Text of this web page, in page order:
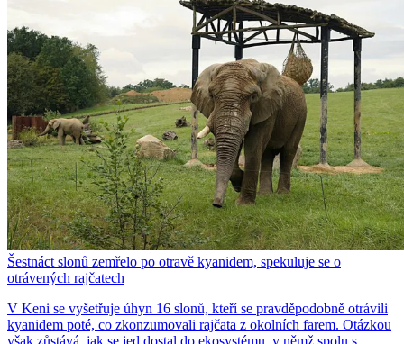
Šestnáct slonů zemřelo po otravě kyanidem, spekuluje se o
otrávených rajčatech
V Keni se vyšetřuje úhyn 16 slonů, kteří se pravděpodobně otrávili
kyanidem poté, co zkonzumovali rajčata z okolních farem. Otázkou